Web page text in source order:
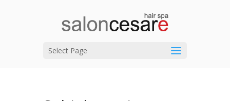
Select Page